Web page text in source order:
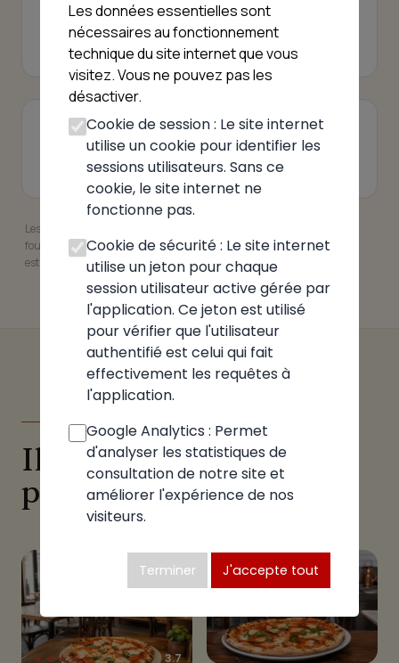
Revendiquer
VOIR AUSSI
Pizzeria Valserhône Pizzeria Ain
Les informations présentées peuvent ne pas être à jour. Elles sont
fournies à titre indicatif. Pour garantir leur exactitude, l'établissement
est invité à revendiquer sa fiche.
DANS LA MÊME ZONE
Ils proposent aussi des
pizzas à Valserhône
★★★★☆ 3.7
Les données essentielles sont
nécessaires au fonctionnement
technique du site internet que vous
visitez. Vous ne pouvez pas les
désactiver.
Cookie de session : Le site internet
utilise un cookie pour identifier les
sessions utilisateurs. Sans ce
cookie, le site internet ne
fonctionne pas.
Cookie de sécurité : Le site internet
utilise un jeton pour chaque
session utilisateur active gérée par
l'application. Ce jeton est utilisé
pour vérifier que l'utilisateur
authentifié est celui qui fait
effectivement les requêtes à
l'application.
Google Analytics : Permet
d'analyser les statistiques de
consultation de notre site et
améliorer l'expérience de nos
visiteurs.
Terminer J'accepte tout